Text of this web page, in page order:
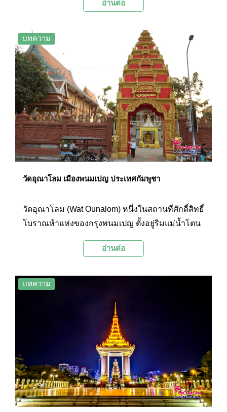
ล้อมด้วยสีเขียวของต้นไม้โบราณ มีประตูทางเข้าหัน
หนึ่งแล้วออกอีกทางหนึ่งได้ ทางขึ้นวัดเป็นบันไดนาค
ที่ไม่สูงนัก และมีรูปปั้นพญานาคและสิงห์สองตัว
อ่านต่อ
บทความ
วัดอุณาโลม เมืองพนมเปญ ประเทศกัมพูชา
วัดอุณาโลม (Wat Ounalom) หนึ่งในสถานที่ศักดิ์สิทธิ์
โบราณห้าแห่งของกรุงพนมเปญ ตั้งอยู่ริมแม่น้ำโตน
กัมพูชา มีฐานะเป็นศูนย์กลางคณะสงฆ์ ภายในวัดนั้น
โค้งที่ตกแต่งด้วยสีแดงและสีทอง บรรยากาศอันเงียบ
สักการะสิ่งศักดิ์สิทธิ์ และเรียนรู้ประวัติศาสตร์ของ
อ่านต่อ
บทความ